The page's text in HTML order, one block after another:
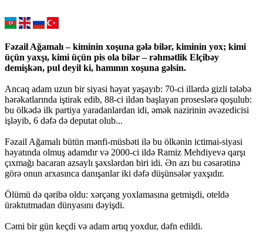
Fəzail Ağamalı – kiminin xoşuna gələ bilər, kiminin yox; kimi
üçün yaxşı, kimi üçün pis ola bilər – rəhmətlik Elçibəy
demişkən, pul deyil ki, hamının xoşuna gəlsin.
Ancaq adam uzun bir siyasi həyat yaşayıb: 70-ci illərdə gizli tələbə
hərəkatlarında iştirak edib, 88-ci ildən başlayan proseslərə qoşulub:
bu ölkədə ilk partiya yaradanlardan idi, əmək nazirinin əvəzedicisi
işləyib, 6 dəfə də deputat olub...
Fəzail Ağamalı bütün mənfi-müsbəti ilə bu ölkənin ictimai-siyasi
həyatında olmuş adamdır və 2000-ci ildə Ramiz Mehdiyevə qarşı
çıxmağı bacaran azsaylı şəxslərdən biri idi. Ən azı bu cəsarətinə
görə onun arxasınca danışanlar iki dəfə düşünsələr yaxşıdır.
Ölümü də qəribə oldu: xərçəng yoxlamasına getmişdi, oteldə
ürəktutmadan dünyasını dəyişdi.
Cəmi bir gün keçdi və adam artıq yoxdur, dəfn edildi.